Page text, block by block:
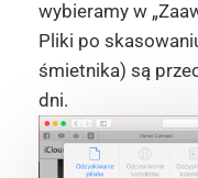
wybieramy w
Pliki po
śmietnika) są
dni.